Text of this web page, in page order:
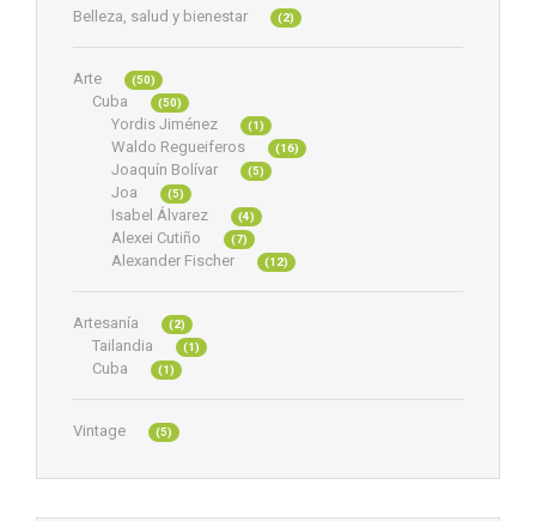
Belleza, salud y bienestar (2)
Arte (50)
Cuba (50)
Yordis Jiménez (1)
Waldo Regueiferos (16)
Joaquín Bolívar (5)
Joa (5)
Isabel Álvarez (4)
Alexei Cutiño (7)
Alexander Fischer (12)
Artesanía (2)
Tailandia (1)
Cuba (1)
Vintage (5)